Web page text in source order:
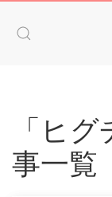
「ヒ
事一覧